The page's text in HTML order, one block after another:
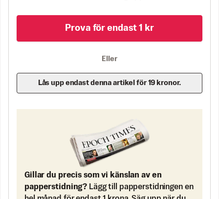
Prova för endast 1 kr
Eller
Lås upp endast denna artikel för 19 kronor.
Gillar du precis som vi känslan av en
papperstidning? Lägg till papperstidningen en